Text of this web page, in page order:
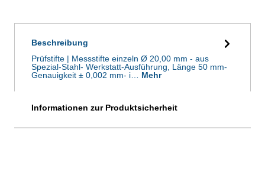
Beschreibung
Prüfstifte | Messstifte einzeln Ø 20,00 mm - aus
Spezial-Stahl- Werkstatt-Ausführung, Länge 50 mm-
Genauigkeit ± 0,002 mm- i… Mehr
Informationen zur Produktsicherheit